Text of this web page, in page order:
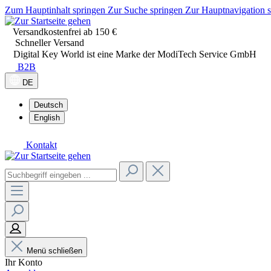
Zum Hauptinhalt springen Zur Suche springen Zur Hauptnavigation
Versandkostenfrei ab 150 €
Schneller Versand
Digital Key World ist eine Marke der ModiTech Service GmbH
B2B
DE
Deutsch
English
Kontakt
Menü schließen
Ihr Konto